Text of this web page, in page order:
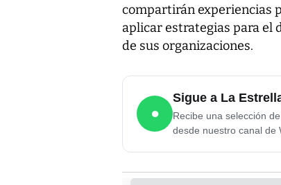
compartirán experiencias
aplicar estrategias para el
de sus organizaciones.
●
Sigue a La
Recibe una selección
desde nuestro canal de